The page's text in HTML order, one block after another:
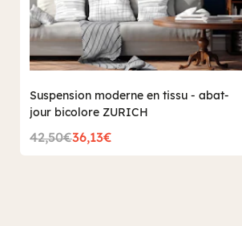
Suspension moderne en tissu - abat-
jour bicolore ZURICH
42,50€36,13€